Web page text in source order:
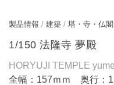
製品情報 / 建築 / 塔・寺・仏閣
1/150 法隆寺 夢殿
HORYUJI TEMPLE
全幅：157ｍｍ 奥行：